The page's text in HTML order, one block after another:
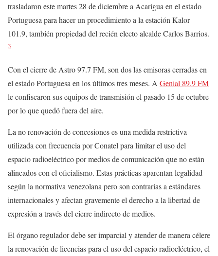
trasladaron este martes 28 de diciembre a Acarigua en el estado
Portuguesa para hacer un procedimiento a la estación Kalor
101.9, también propiedad del recién electo alcalde Carlos Barrios.
3
Con el cierre de Astro 97.7 FM, son dos las emisoras cerradas en
el estado Portuguesa en los últimos tres meses. A Genial 89.9 FM
le confiscaron sus equipos de transmisión el pasado 15 de octubre
por lo que quedó fuera del aire.
La no renovación de concesiones es una medida restrictiva
utilizada con frecuencia por Conatel para limitar el uso del
espacio radioeléctrico por medios de comunicación que no están
alineados con el oficialismo. Estas prácticas aparentan legalidad
según la normativa venezolana pero son contrarias a estándares
internacionales y afectan gravemente el derecho a la libertad de
expresión a través del cierre indirecto de medios.
El órgano regulador debe ser imparcial y atender de manera célere
la renovación de licencias para el uso del espacio radioeléctrico, el